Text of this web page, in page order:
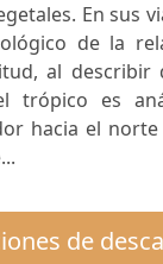
En sus
de la
al describir
trópico es
hacia el
de